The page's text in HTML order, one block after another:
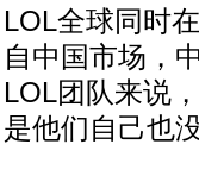
LOL全球同时
自中国市场，
LOL团队来说
是他们自己也